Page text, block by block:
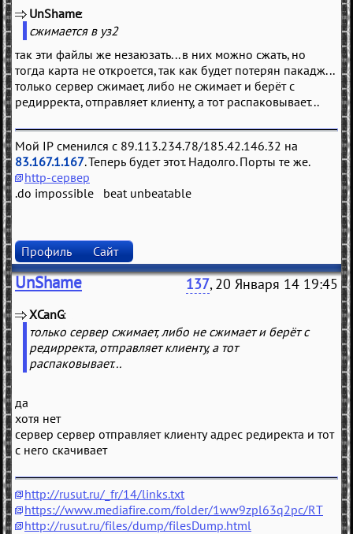
UnShame
сжимается в уз2
так эти файлы же незаюзать... в них можно сжать, но
тогда карта не откроется, так как будет потерян пакадж...
только сервер сжимает, либо не сжимает и берёт с
редирректа, отправляет клиенту, а тот распаковывает...
Мой IP сменился с 89.113.234.78/185.42.146.32 на
83.167.1.167. Теперь будет этот. Надолго. Порты те же.
http-сервер
.do impossible beat unbeatable
Профиль Сайт
UnShame 137, 20 Января 14 19:45
XCanG
только сервер сжимает, либо не сжимает и берёт с
редирректа, отправляет клиенту, а тот
распаковывает...
да
хотя нет
сервер сервер отправляет клиенту адрес редиректа и тот
с него скачивает
http://rusut.ru/_fr/14/links.txt
https://www.mediafire.com/folder/1ww9zpl63q2pc/RT
http://rusut.ru/files/dump/filesDump.html